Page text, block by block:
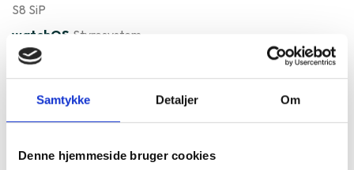
Samtykke Detaljer Om
Denne hjemmeside bruger cookies
S8 SiP
watchOS Styresystem
Varenummer
Apple Watch SE (2022) er ofte